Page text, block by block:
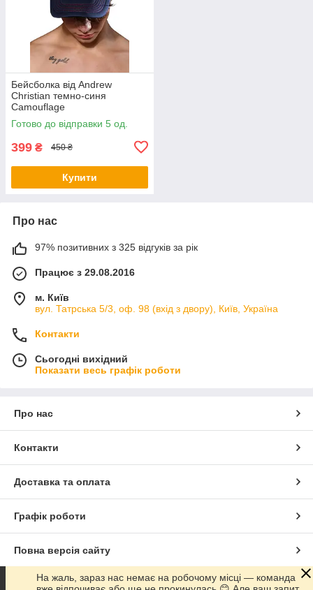
Бейсболка від Andrew
Christian темно-синя
Camouflage
Готово до відправки 5 од.
399 ₴ 450 ₴
Купити
Про нас
97% позитивних з 325 відгуків за рік
Працює з 29.08.2016
м. Київ
вул. Татрська 5/3, оф. 98 (вхід з двору), Київ, Україна
Контакти
Сьогодні вихідний
Показати весь графік роботи
Про нас
Контакти
Доставка та оплата
Графік роботи
Повна версія сайту
Сайт створено на маркетплейсіProm.ua
На жаль, зараз нас немає на робочому місці — команда